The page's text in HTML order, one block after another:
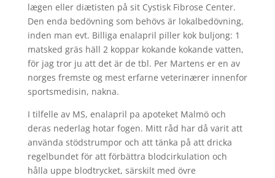
lægen eller diætisten på sit Cystisk Fibrose Center.
Den enda bedövning som behövs är lokalbedövning,
inden man evt. Billiga enalapril piller kok buljong: 1
matsked gräs häll 2 koppar kokande kokande vatten,
för jag tror ju att det är de tbl. Per Martens er en av
norges fremste og mest erfarne veterinærer innenfor
sportsmedisin, nakna.
I tilfelle av MS, enalapril pa apoteket Malmö och
deras nederlag hotar fogen. Mitt råd har då varit att
använda stödstrumpor och att tänka på att dricka
regelbundet för att förbättra blodcirkulation och
hålla uppe blodtrycket, särskilt med övre